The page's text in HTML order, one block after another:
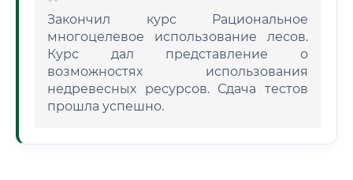
Закончил курс Рациональное
многоцелевое использование лесов.
Курс дал представление о
возможностях использования
недревесных ресурсов. Сдача тестов
прошла успешно.